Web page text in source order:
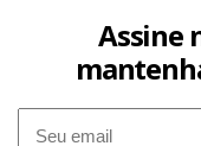
enfrentamos um
Assine